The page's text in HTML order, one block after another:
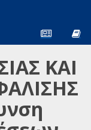
ΚΑΙ